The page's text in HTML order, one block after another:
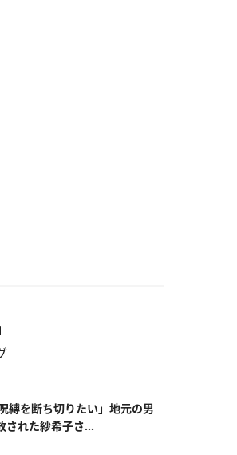
縛を断ち切りたい」地元の男
された紗希子さ...